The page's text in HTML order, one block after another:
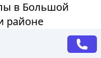
в Большой
районе